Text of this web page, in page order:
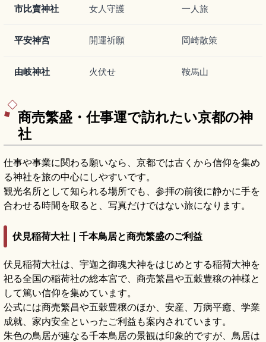
市比賣神社 女人守護 一人旅
平安神宮 開運祈願 岡崎散策
由岐神社 火伏せ 鞍馬山
商売繁盛・仕事運で訪れたい京都の神
社
仕事や事業に関わる願いなら、京都では古くから信仰を集め
る神社を旅の中心にしやすいです。
観光名所として知られる場所でも、参拝の前後に静かに手を
合わせる時間を取ると、写真だけではない旅になります。
伏見稲荷大社｜千本鳥居と商売繁盛のご利益
伏見稲荷大社は、宇迦之御魂大神をはじめとする稲荷大神を
祀る全国の稲荷社の総本宮で、商売繁昌や五穀豊穣の神様と
して篤い信仰を集めています。
公式には商売繁昌や五穀豊穣のほか、安産、万病平癒、学業
成就、家内安全といったご利益も案内されています。
朱色の鳥居が連なる千本鳥居の景観は印象的ですが、鳥居は